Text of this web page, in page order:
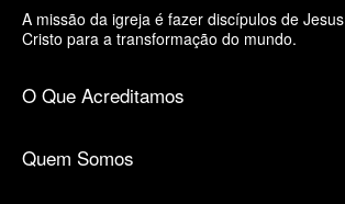
A missão da igreja é fazer discípulos de Jesus
Cristo para a transformação do mundo.
O Que Acreditamos
Quem Somos